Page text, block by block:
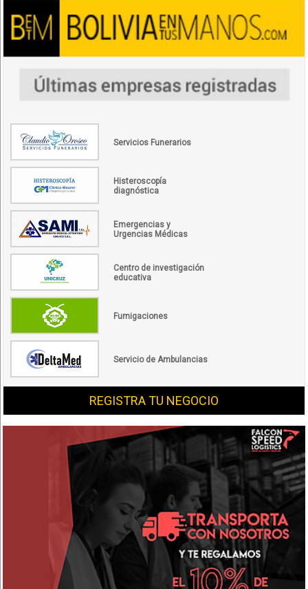
Servicios Funerarios
Histeroscopía
diagnóstica
Emergencias y
Urgencias Médicas
Centro de investigación
educativa
Fumigaciones
Servicio de Ambulancias
REGISTRA TU NEGOCIO